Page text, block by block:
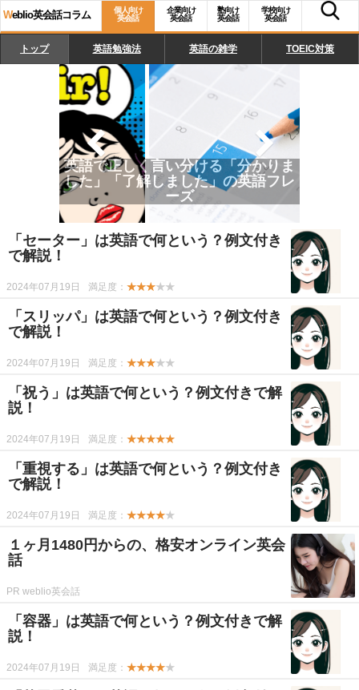
Weblio英会話コラム
個人向け
英会話
企業向け
英会話
塾向け
英会話
学校向け
英会話
トップ 英語勉強法 英語の雑学 TOEIC対策
英語の「日付」の正しい読み方、書
き方、使い方
「セーター」は英語で何という？例文付き
で解説！
2024年07月19日 満足度： ★★★★★
「スリッパ」は英語で何という？例文付き
で解説！
2024年07月19日 満足度： ★★★★★
「祝う」は英語で何という？例文付きで解
説！
2024年07月19日 満足度： ★★★★★
「重視する」は英語で何という？例文付き
で解説！
2024年07月19日 満足度： ★★★★★
１ヶ月1480円からの、格安オンライン英会
話
PR weblio英会話
「容器」は英語で何という？例文付きで解
説！
2024年07月19日 満足度： ★★★★★